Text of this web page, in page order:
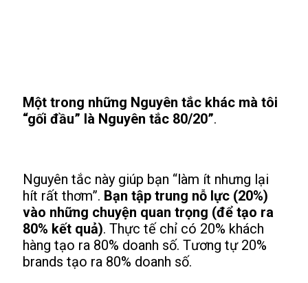
Một trong những Nguyên tắc khác mà tôi
“gối đầu” là Nguyên tắc 80/20”.
Nguyên tắc này giúp bạn “làm ít nhưng lại
hít rất thơm”. Bạn tập trung nỗ lực (20%)
vào những chuyện quan trọng (để tạo ra
80% kết quả). Thực tế chỉ có 20% khách
hàng tạo ra 80% doanh số. Tương tự 20%
brands tạo ra 80% doanh số.